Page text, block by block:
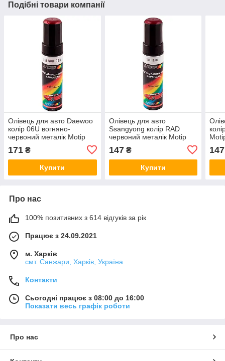
Подібні товари компанії
Олівець для авто Daewoo
колір 06U вогняно-
червоний металік Motip
171 ₴
Купити
Олівець для авто
Ssangyong колір RAD
червоний металік Motip
147₴
Купити
147
Про нас
100% позитивних з 614 відгуків за рік
Працює з 24.09.2021
м. Харків
смт. Санжари, Харків, Україна
Контакти
Сьогодні працює з 08:00 до 16:00
Показати весь графік роботи
Про нас